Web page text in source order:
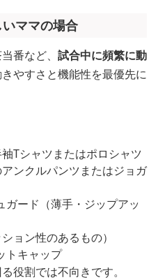
ママの場合
番など、 試合中に頻繁に動
やすさと機能性を最優先に
Tシャツまたはポロシャツ
アンクルパンツまたはジョガ
ガード（薄手・ジップアッ
ョン性のあるもの）
トキャップ
役割では不向きです。